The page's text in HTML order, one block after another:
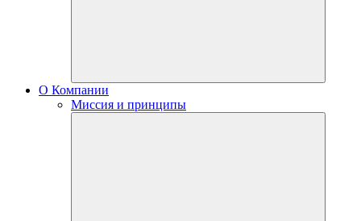
О Компании
Миссия и принципы